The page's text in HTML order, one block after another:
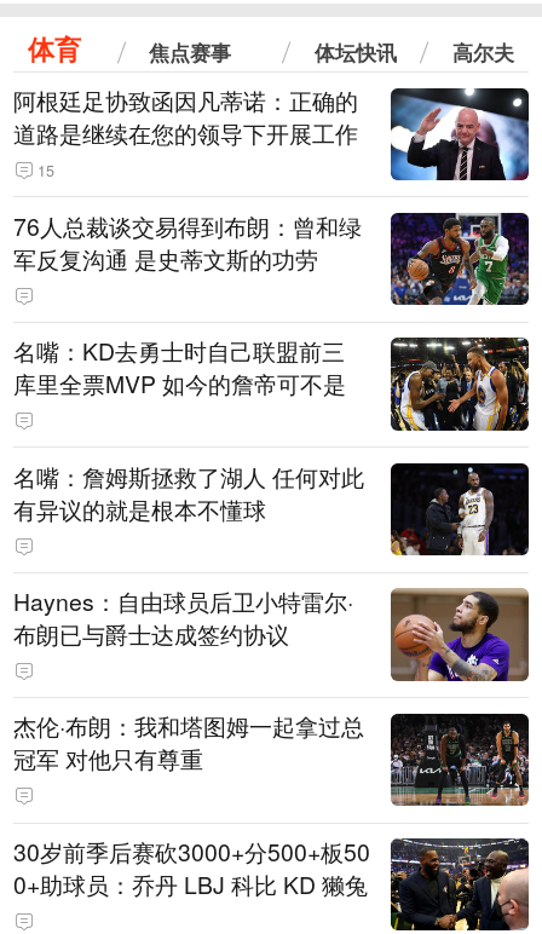
体育 焦点赛事 体坛快讯 高尔夫
阿根廷足协致函因凡蒂诺：正确的
道路是继续在您的领导下开展工作
15
76人总裁谈交易得到布朗：曾和绿
军反复沟通 是史蒂文斯的功劳
名嘴：KD去勇士时自己联盟前三
库里全票MVP 如今的詹帝可不是
名嘴：詹姆斯拯救了湖人 任何对此
有异议的就是根本不懂球
Haynes：自由球员后卫小特雷尔·
布朗已与爵士达成签约协议
杰伦·布朗：我和塔图姆一起拿过总
冠军 对他只有尊重
30岁前季后赛砍3000+分500+板50
0+助球员：乔丹 LBJ 科比 KD 獭兔